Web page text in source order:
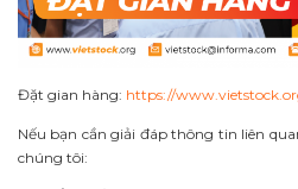
Đặt gian hàng: https://
Nếu bạn cần giải đáp thông tin liên
chúng tôi: